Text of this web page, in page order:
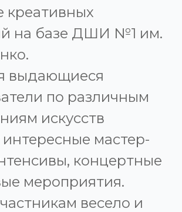
креативных
на базе ДШИ №1 им.
выдающиеся
по различным
искусств
мастер-
концертные
мероприятия.
весело и